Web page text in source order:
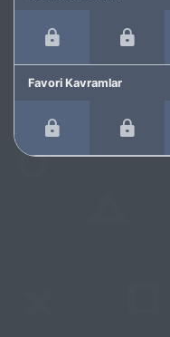
Favori Kavramlar